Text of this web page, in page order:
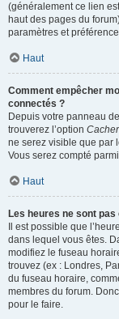
(généralement ce lien
haut des pages du
paramètres et
Haut
Comment empêcher
connectés ?
Depuis votre panneau
trouverez l’option
ne serez visible que par
Vous serez compté
Haut
Les heures ne sont
Il est possible que
dans lequel vous êtes.
modifiez le fuseau
trouvez (ex : Londres,
du fuseau horaire,
membres du forum.
pour le faire.